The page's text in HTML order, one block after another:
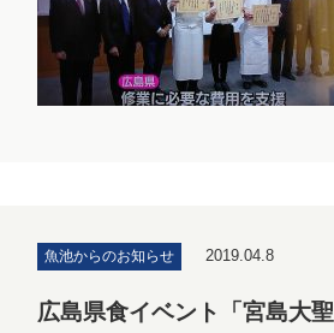
魚池からのお知らせ 2019.04.8
広島県食イベント「宮島大